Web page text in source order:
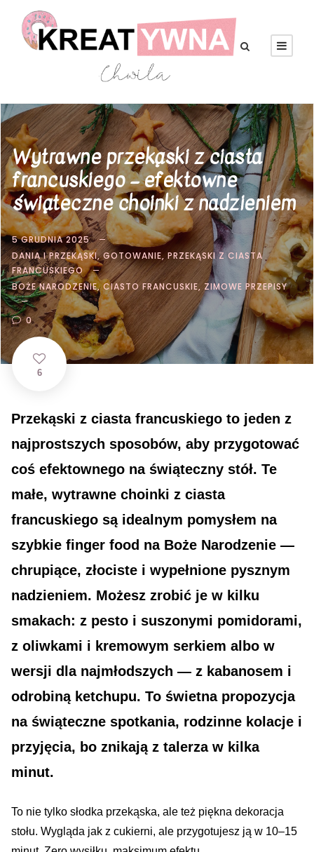
Wytrawne przekąski z ciasta
francuskiego – efektowne
świąteczne choinki z nadzieniem
5 GRUDNIA 2025
DANIA I PRZEKĄSKI, GOTOWANIE, PRZEKĄSKI Z CIASTA
FRANCUSKIEGO
BOŻE NARODZENIE, CIASTO FRANCUSKIE, ZIMOWE PRZEPISY
0
6
Przekąski z ciasta francuskiego to jeden z
najprostszych sposobów, aby przygotować
coś efektownego na świąteczny stół. Te
małe, wytrawne choinki z ciasta
francuskiego są idealnym pomysłem na
szybkie finger food na Boże Narodzenie —
chrupiące, złociste i wypełnione pysznym
nadzieniem. Możesz zrobić je w kilku
smakach: z pesto i suszonymi pomidorami,
z oliwkami i kremowym serkiem albo w
wersji dla najmłodszych — z kabanosem i
odrobiną ketchupu. To świetna propozycja
na świąteczne spotkania, rodzinne kolacje i
przyjęcia, bo znikają z talerza w kilka
minut.
To nie tylko słodka przekąska, ale też piękna dekoracja
stołu. Wygląda jak z cukierni, ale przygotujesz ją w 10–15